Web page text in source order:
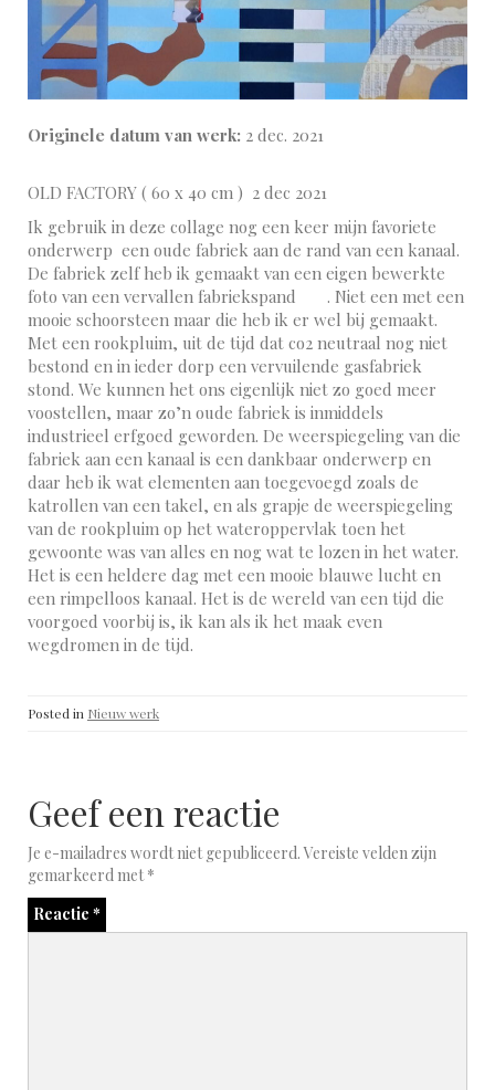
Originele datum van werk: 2 dec. 2021
OLD FACTORY ( 60 x 40 cm ) 2 dec 2021
Ik gebruik in deze collage nog een keer mijn favoriete
onderwerp een oude fabriek aan de rand van een kanaal.
De fabriek zelf heb ik gemaakt van een eigen bewerkte
foto van een vervallen fabriekspand . Niet een met een
mooie schoorsteen maar die heb ik er wel bij gemaakt.
Met een rookpluim, uit de tijd dat co2 neutraal nog niet
bestond en in ieder dorp een vervuilende gasfabriek
stond. We kunnen het ons eigenlijk niet zo goed meer
voostellen, maar zo’n oude fabriek is inmiddels
industrieel erfgoed geworden. De weerspiegeling van die
fabriek aan een kanaal is een dankbaar onderwerp en
daar heb ik wat elementen aan toegevoegd zoals de
katrollen van een takel, en als grapje de weerspiegeling
van de rookpluim op het wateroppervlak toen het
gewoonte was van alles en nog wat te lozen in het water.
Het is een heldere dag met een mooie blauwe lucht en
een rimpelloos kanaal. Het is de wereld van een tijd die
voorgoed voorbij is, ik kan als ik het maak even
wegdromen in de tijd.
Posted in Nieuw werk
Geef een reactie
Je e-mailadres wordt niet gepubliceerd. Vereiste velden zijn
gemarkeerd met*
Reactie *